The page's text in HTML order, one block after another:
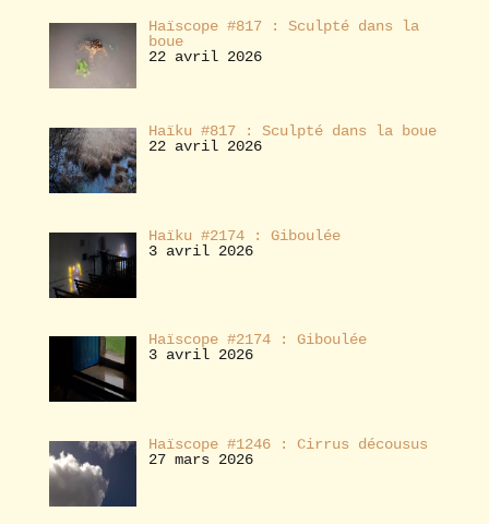
Haïscope #817 : Sculpté dans la
boue
22 avril 2026
Haïku #817 : Sculpté dans la boue
22 avril 2026
Haïku #2174 : Giboulée
3 avril 2026
Haïscope #2174 : Giboulée
3 avril 2026
Haïscope #1246 : Cirrus décousus
27 mars 2026